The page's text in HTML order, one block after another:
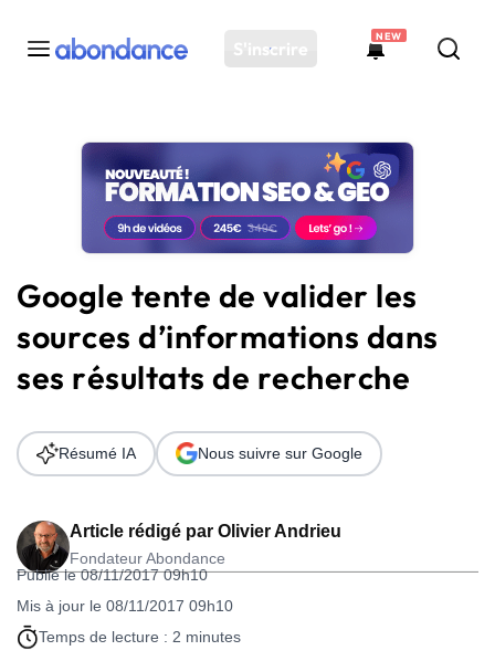
S'inscrire
NEW
Toutes les actus
Actus SEO
Plateforme
Solutions
Ressources
Audit SEO
Google tente de valider les
sources d’informations dans
ses résultats de recherche
Article rédigé par Olivier Andrieu
Fondateur Abondance
Publié le 08/11/2017 09h10
Mis à jour le 08/11/2017 09h10
Temps de lecture : 2 minutes
Résumé IA Nous suivre sur Google